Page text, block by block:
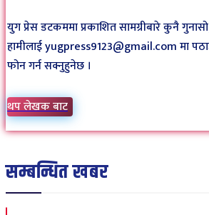
युग प्रेस डटकममा प्रकाशित सामग्रीबारे कुनै
हामीलाई yugpress9123@gmail.com मा
फोन गर्न सक्नुहुनेछ ।
थप लेखक बाट
सम्बन्धित खबर